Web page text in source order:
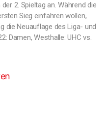
2. Spieltag an. Während die
Sieg einfahren wollen,
die Neuauflage des Liga- und
Damen, Westhalle: UHC vs.